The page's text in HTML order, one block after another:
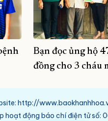
Bạn đọc ủng hộ
đồng cho 3 cháu
http://
hoạt động báo chí điện tử